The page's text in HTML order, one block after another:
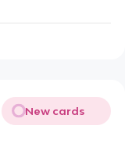
New cards